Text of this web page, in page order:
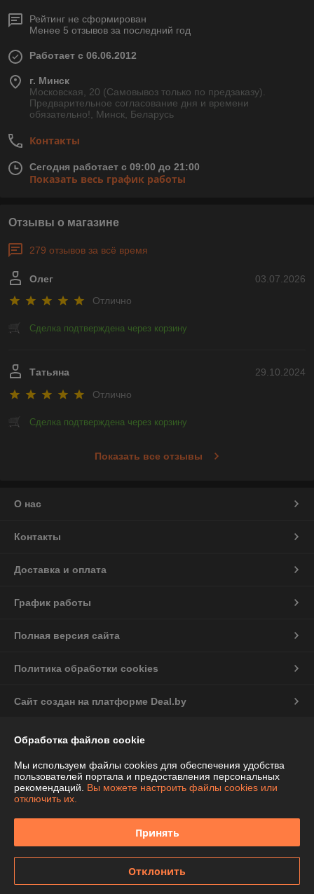
Рейтинг не сформирован
Менее 5 отзывов за последний год
Работает с 06.06.2012
г. Минск
Московская, 20 (Самовывоз только по предзаказу).
Предварительное согласование дня и времени
обязательно!, Минск, Беларусь
Контакты
Сегодня работает с 09:00 до 21:00
Показать весь график работы
Отзывы о магазине
279 отзывов за всё время
03.07.2026
Олег
Отлично
Сделка подтверждена через корзину
29.10.2024
Татьяна
Отлично
Сделка подтверждена через корзину
Показать все отзывы
О нас
Контакты
Доставка и оплата
График работы
Полная версия сайта
Политика обработки cookies
Сайт создан на платформе Deal.by
Информация для покупателя
Индивидуальный предприниматель:
ИП Чепелева Алла Ивановна
Беларусь, Минская обл., Фаниполь, ул.Комсомольская, 46-71
Регистрационный номер ЕГР: 691424776
Регистрационный орган: Дзержинский райисполком Минской области
Дата регистрации компании: 12.02.2013
Ссылка на свидетельство/лицензию
Обработка файлов cookie
Мы используем файлы cookies для обеспечения удобства
пользователей портала и предоставления персональных
рекомендаций. Вы можете настроить файлы cookies или
отключить их.
Принять
Отклонить